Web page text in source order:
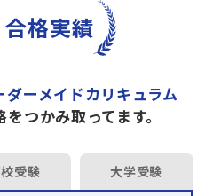
理解度がわかる「AI学習診
外の勉強をナビゲートする
富な学習コンテンツが
得点”を目指しません
も承っております。
格実績
ダーメイドカリキュラム
つかみ取ってます。
受験 大学受験